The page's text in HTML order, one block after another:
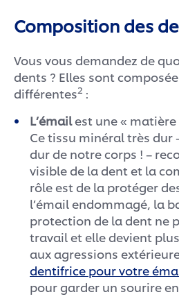
Composition des
Vous vous demandez de
dents ? Elles sont
différentes2 :
L’émailest une « matière
Ce tissu minéral très dur
dur de notre corps ! –
visible de la dent et la
rôle est de la protéger
l’émail endommagé, la
protection de la dent ne
travail et elle devient
aux agressions
dentifrice pour votre
pour garder un sourire